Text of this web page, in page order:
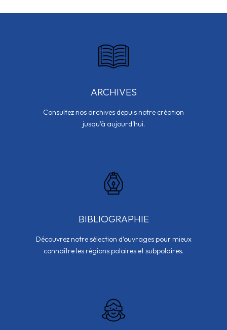
ARCHIVES
Consultez nos archives depuis notre création
jusqu’à aujourd’hui.
BIBLIOGRAPHIE
Découvrez notre sélection d’ouvrages pour mieux
connaître les régions polaires et subpolaires.